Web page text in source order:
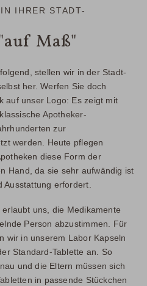
& Schwangerschaft
Kind & Schwangerschaft
IHRER STADT-
Maß"
stellen wir in der Stadt-
her. Werfen Sie doch
auf unser Logo: Es zeigt mit
Apotheker-
zur
werden. Heute pflegen
diese Form der
Hand, da sie sehr aufwändig ist
Ausstattung erfordert.
uns, die Medikamente
Person abzustimmen. Für
wir in unserem Labor Kapseln
Standard-Tablette an. So
und die Eltern müssen sich
in passende Stückchen